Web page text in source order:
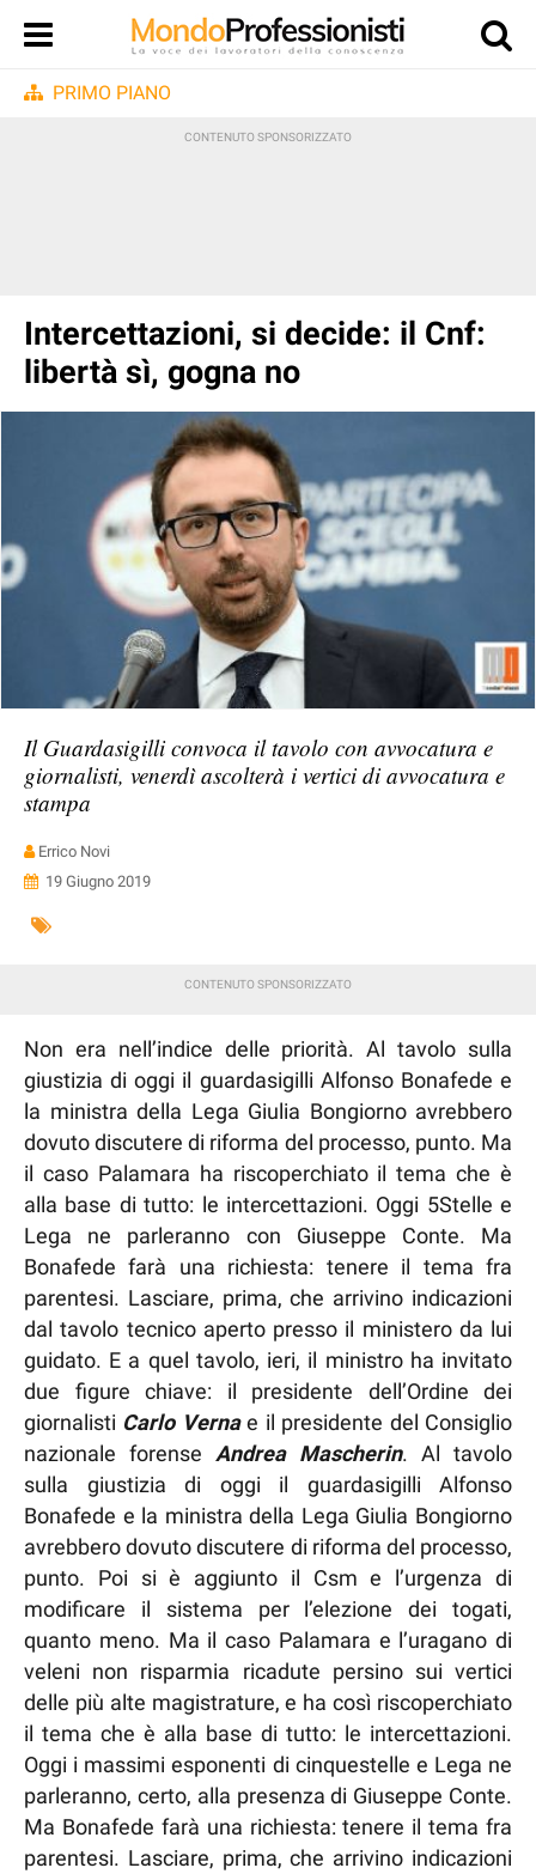
PRIMO PIANO
Intercettazioni, si decide: il Cnf:
libertà sì, gogna no
Il Guardasigilli convoca il tavolo con avvocatura e
giornalisti, venerdì ascolterà i vertici di avvocatura e
stampa
Errico Novi
19 Giugno 2019
Non era nell’indice delle priorità. Al tavolo sulla
giustizia di oggi il guardasigilli Alfonso Bonafede e
la ministra della Lega Giulia Bongiorno avrebbero
dovuto discutere di riforma del processo, punto. Ma
il caso Palamara ha riscoperchiato il tema che è
alla base di tutto: le intercettazioni. Oggi 5Stelle e
Lega ne parleranno con Giuseppe Conte. Ma
Bonafede farà una richiesta: tenere il tema fra
parentesi. Lasciare, prima, che arrivino indicazioni
dal tavolo tecnico aperto presso il ministero da lui
guidato. E a quel tavolo, ieri, il ministro ha invitato
due figure chiave: il presidente dell’Ordine dei
giornalisti Carlo Vernae il presidente del Consiglio
nazionale forense Andrea Mascherin. Al tavolo
sulla giustizia di oggi il guardasigilli Alfonso
Bonafede e la ministra della Lega Giulia Bongiorno
avrebbero dovuto discutere di riforma del processo,
punto. Poi si è aggiunto il Csm e l’urgenza di
modificare il sistema per l’elezione dei togati,
quanto meno. Ma il caso Palamara e l’uragano di
veleni non risparmia ricadute persino sui vertici
delle più alte magistrature, e ha così riscoperchiato
il tema che è alla base di tutto: le intercettazioni.
Oggi i massimi esponenti di cinquestelle e Lega ne
parleranno, certo, alla presenza di Giuseppe Conte.
Ma Bonafede farà una richiesta: tenere il tema fra
parentesi. Lasciare, prima, che arrivino indicazioni